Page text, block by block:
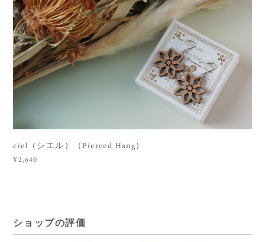
ciel（シエル）（Pierced Hang）
¥2,640
ショップの評価